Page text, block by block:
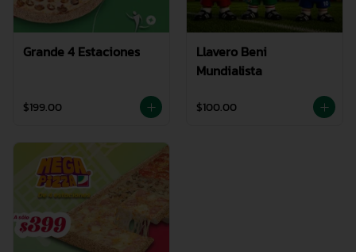
Grande 4 Estaciones
$199.00
Llavero Beni
Mundialista
$100.00